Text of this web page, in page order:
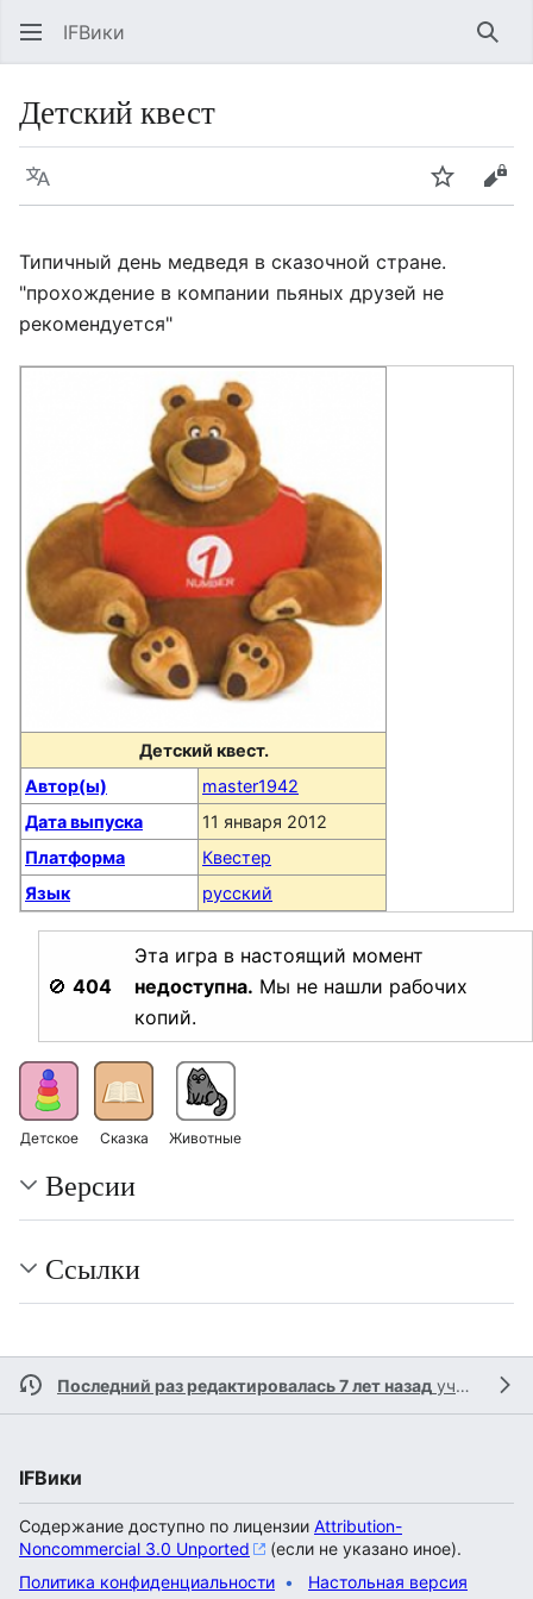
IFВики
Детский квест
Язык Следить
Типичный день медведя в сказочной стране.
"прохождение в компании пьяных друзей не
рекомендуется"
Детский квест.
Автор(ы)
master1942
Дата выпуска
11 января 2012
Платформа
Квестер
Язык
русский
🚫 404
Эта игра в настоящий момент
недоступна. Мы не нашли рабочих
копий.
Детское Сказка Животные
Версии
Ссылки
Последний раз редактировалась 7 лет назад участником
IFВики
Содержание доступно по лицензии Attribution-
Noncommercial 3.0 Unported
(если не указано иное).
Политика конфиденциальности
Настольная версия